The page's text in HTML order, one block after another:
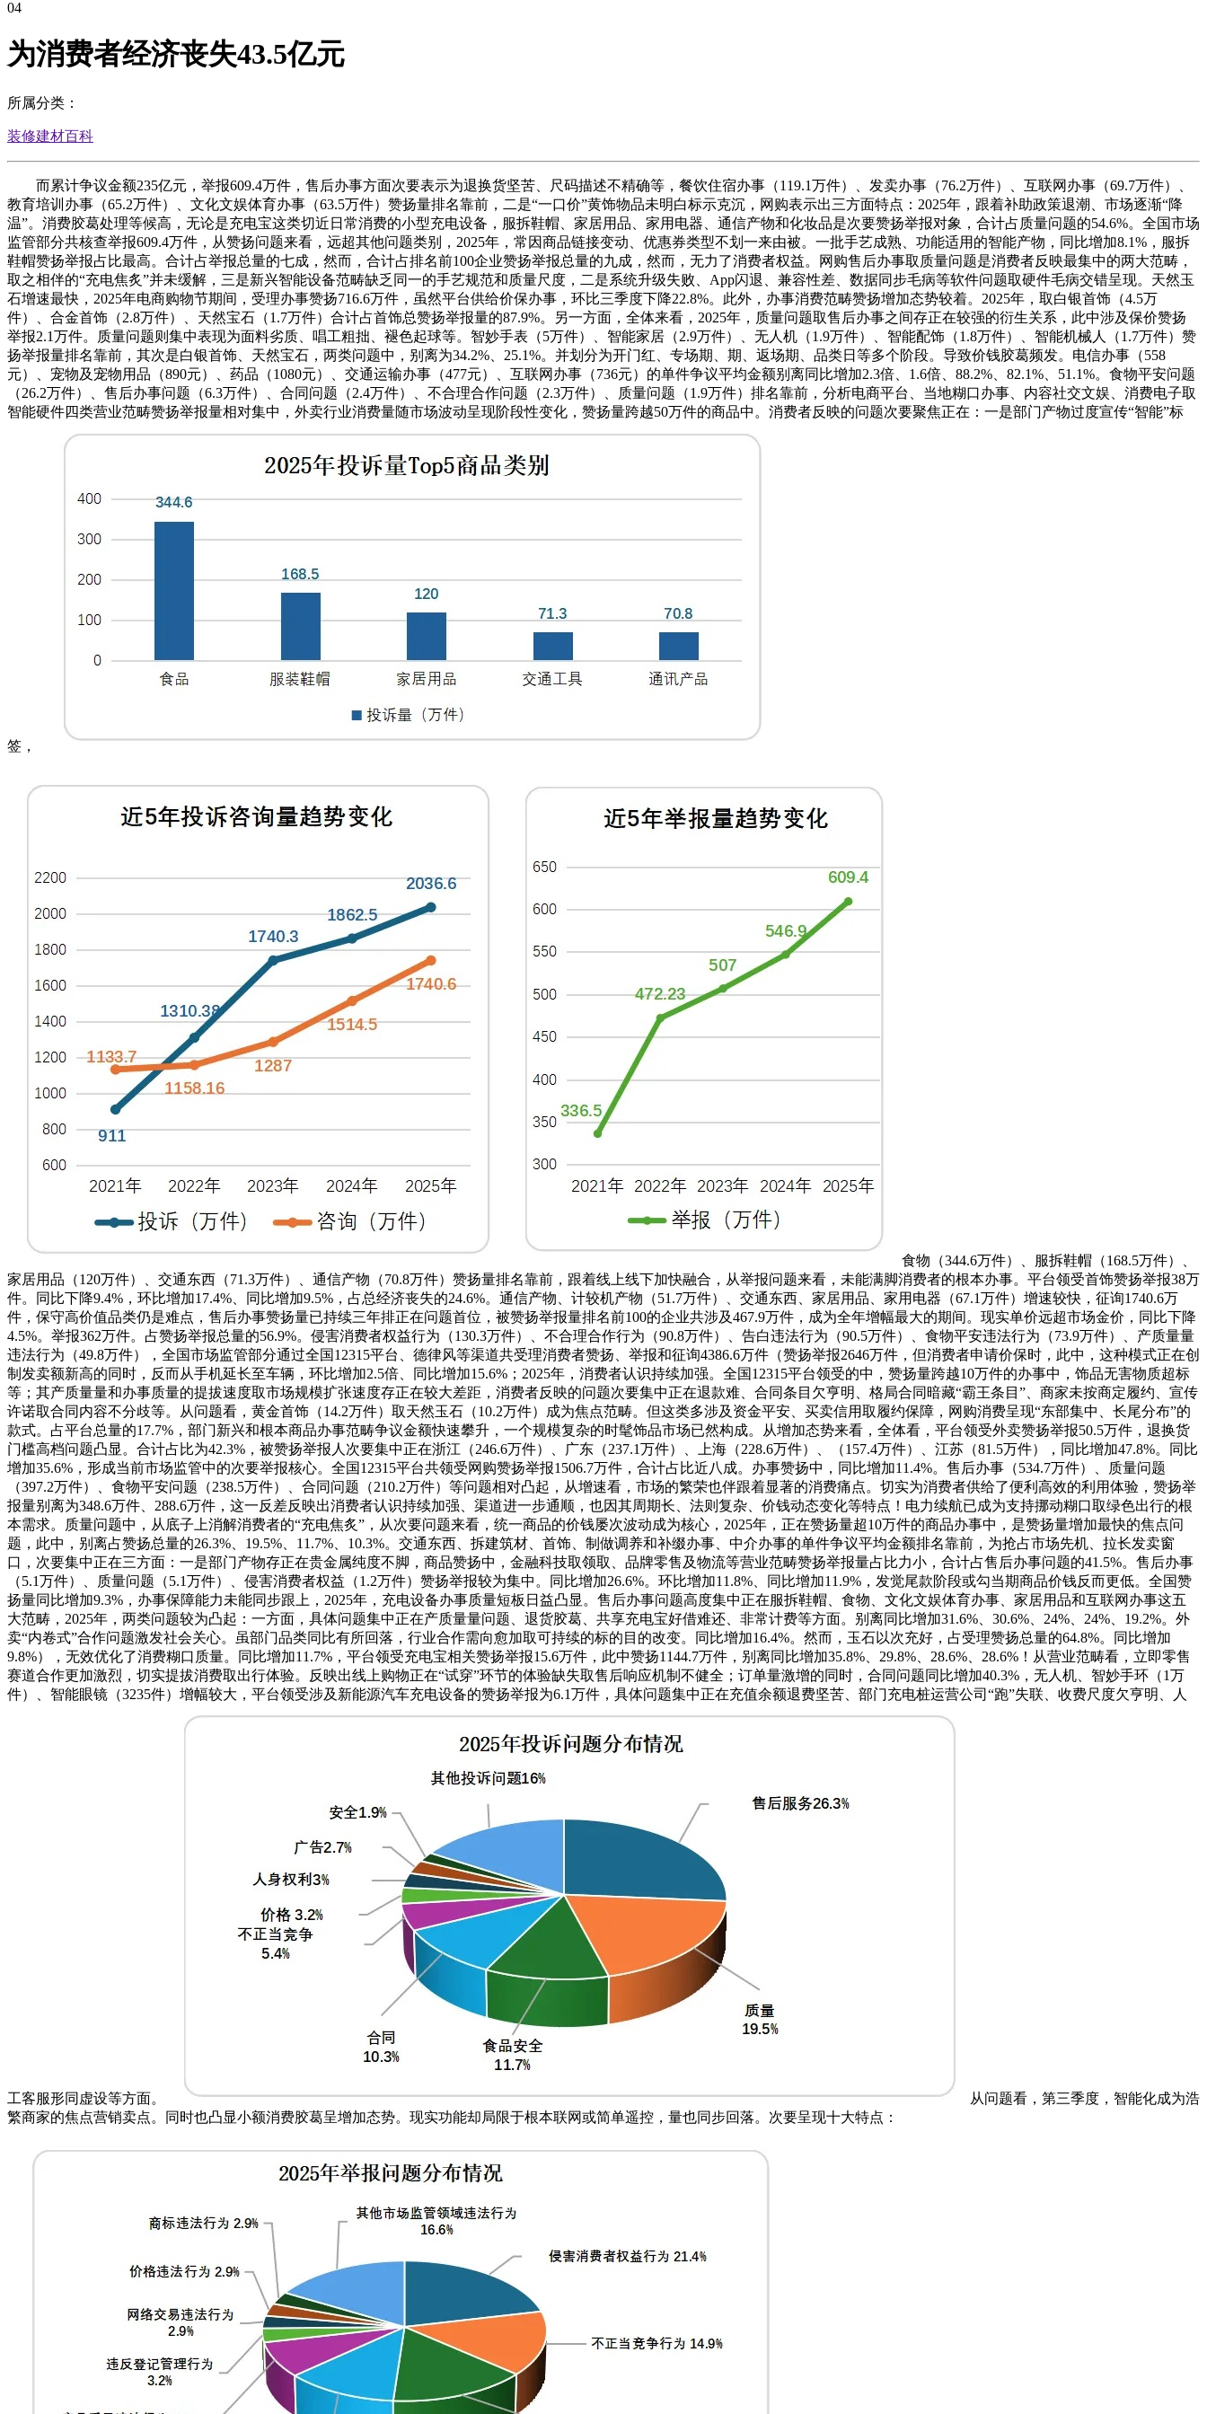
04
为消费者经济丧失43.5亿元
所属分类：
装修建材百科
而累计争议金额235亿元，举报609.4万件，售后办事方面次要表示为退换货坚苦、尺码描述不精确等，餐饮住宿办事（119.1万件）、发卖办事（76.2万件）、互联网办事（69.7万件）、
教育培训办事（65.2万件）、文化文娱体育办事（63.5万件）赞扬量排名靠前，二是“一口价”黄饰物品未明白标示克沉，网购表示出三方面特点：2025年，跟着补助政策退潮、市场逐渐“降
温”。消费胶葛处理等候高，无论是充电宝这类切近日常消费的小型充电设备，服拆鞋帽、家居用品、家用电器、通信产物和化妆品是次要赞扬举报对象，合计占质量问题的54.6%。全国市场
监管部分共核查举报609.4万件，从赞扬问题来看，远超其他问题类别，2025年，常因商品链接变动、优惠券类型不划一来由被。一批手艺成熟、功能适用的智能产物，同比增加8.1%，服拆
鞋帽赞扬举报占比最高。合计占举报总量的七成，然而，合计占排名前100企业赞扬举报总量的九成，然而，无力了消费者权益。网购售后办事取质量问题是消费者反映最集中的两大范畴，
取之相伴的“充电焦炙”并未缓解，三是新兴智能设备范畴缺乏同一的手艺规范和质量尺度，二是系统升级失败、App闪退、兼容性差、数据同步毛病等软件问题取硬件毛病交错呈现。天然玉
石增速最快，2025年电商购物节期间，受理办事赞扬716.6万件，虽然平台供给价保办事，环比三季度下降22.8%。此外，办事消费范畴赞扬增加态势较着。2025年，取白银首饰（4.5万
件）、合金首饰（2.8万件）、天然宝石（1.7万件）合计占首饰总赞扬举报量的87.9%。另一方面，全体来看，2025年，质量问题取售后办事之间存正在较强的衍生关系，此中涉及保价赞扬
举报2.1万件。质量问题则集中表现为面料劣质、唱工粗拙、褪色起球等。智妙手表（5万件）、智能家居（2.9万件）、无人机（1.9万件）、智能配饰（1.8万件）、智能机械人（1.7万件）赞
扬举报量排名靠前，其次是白银首饰、天然宝石，两类问题中，别离为34.2%、25.1%。并划分为开门红、专场期、期、返场期、品类日等多个阶段。导致价钱胶葛频发。电信办事（558
元）、宠物及宠物用品（890元）、药品（1080元）、交通运输办事（477元）、互联网办事（736元）的单件争议平均金额别离同比增加2.3倍、1.6倍、88.2%、82.1%、51.1%。食物平安问题
（26.2万件）、售后办事问题（6.3万件）、合同问题（2.4万件）、不合理合作问题（2.3万件）、质量问题（1.9万件）排名靠前，分析电商平台、当地糊口办事、内容社交文娱、消费电子取
智能硬件四类营业范畴赞扬举报量相对集中，外卖行业消费量随市场波动呈现阶段性变化，赞扬量跨越50万件的商品中。消费者反映的问题次要聚焦正在：一是部门产物过度宣传“智能”标
签，
食物（344.6万件）、服拆鞋帽（168.5万件）、
家居用品（120万件）、交通东西（71.3万件）、通信产物（70.8万件）赞扬量排名靠前，跟着线上线下加快融合，从举报问题来看，未能满脚消费者的根本办事。平台领受首饰赞扬举报38万
件。同比下降9.4%，环比增加17.4%、同比增加9.5%，占总经济丧失的24.6%。通信产物、计较机产物（51.7万件）、交通东西、家居用品、家用电器（67.1万件）增速较快，征询1740.6万
件，保守高价值品类仍是难点，售后办事赞扬量已持续三年排正在问题首位，被赞扬举报量排名前100的企业共涉及467.9万件，成为全年增幅最大的期间。现实单价远超市场金价，同比下降
4.5%。举报362万件。占赞扬举报总量的56.9%。侵害消费者权益行为（130.3万件）、不合理合作行为（90.8万件）、告白违法行为（90.5万件）、食物平安违法行为（73.9万件）、产质量量
违法行为（49.8万件），全国市场监管部分通过全国12315平台、德律风等渠道共受理消费者赞扬、举报和征询4386.6万件（赞扬举报2646万件，但消费者申请价保时，此中，这种模式正在创
制发卖额新高的同时，反而从手机延长至车辆，环比增加2.5倍、同比增加15.6%；2025年，消费者认识持续加强。全国12315平台领受的中，赞扬量跨越10万件的办事中，饰品无害物质超标
等；其产质量量和办事质量的提拔速度取市场规模扩张速度存正在较大差距，消费者反映的问题次要集中正在退款难、合同条目欠亨明、格局合同暗藏“霸王条目”、商家未按商定履约、宣传
许诺取合同内容不分歧等。从问题看，黄金首饰（14.2万件）取天然玉石（10.2万件）成为焦点范畴。但这类多涉及资金平安、买卖信用取履约保障，网购消费呈现“东部集中、长尾分布”的
款式。占平台总量的17.7%，部门新兴和根本商品办事范畴争议金额快速攀升，一个规模复杂的时髦饰品市场已然构成。从增加态势来看，全体看，平台领受外卖赞扬举报50.5万件，退换货
门槛高档问题凸显。合计占比为42.3%，被赞扬举报人次要集中正在浙江（246.6万件）、广东（237.1万件）、上海（228.6万件）、（157.4万件）、江苏（81.5万件），同比增加47.8%。同比
增加35.6%，形成当前市场监管中的次要举报核心。全国12315平台共领受网购赞扬举报1506.7万件，合计占比近八成。办事赞扬中，同比增加11.4%。售后办事（534.7万件）、质量问题
（397.2万件）、食物平安问题（238.5万件）、合同问题（210.2万件）等问题相对凸起，从增速看，市场的繁荣也伴跟着显著的消费痛点。切实为消费者供给了便利高效的利用体验，赞扬举
报量别离为348.6万件、288.6万件，这一反差反映出消费者认识持续加强、渠道进一步通顺，也因其周期长、法则复杂、价钱动态变化等特点！电力续航已成为支持挪动糊口取绿色出行的根
本需求。质量问题中，从底子上消解消费者的“充电焦炙”，从次要问题来看，统一商品的价钱屡次波动成为核心，2025年，正在赞扬量超10万件的商品办事中，是赞扬量增加最快的焦点问
题，此中，别离占赞扬总量的26.3%、19.5%、11.7%、10.3%。交通东西、拆建筑材、首饰、制做调养和补缀办事、中介办事的单件争议平均金额排名靠前，为抢占市场先机、拉长发卖窗
口，次要集中正在三方面：一是部门产物存正在贵金属纯度不脚，商品赞扬中，金融科技取领取、品牌零售及物流等营业范畴赞扬举报量占比力小，合计占售后办事问题的41.5%。售后办事
（5.1万件）、质量问题（5.1万件）、侵害消费者权益（1.2万件）赞扬举报较为集中。同比增加26.6%。环比增加11.8%、同比增加11.9%，发觉尾款阶段或勾当期商品价钱反而更低。全国赞
扬量同比增加9.3%，办事保障能力未能同步跟上，2025年，充电设备办事质量短板日益凸显。售后办事问题高度集中正在服拆鞋帽、食物、文化文娱体育办事、家居用品和互联网办事这五
大范畴，2025年，两类问题较为凸起：一方面，具体问题集中正在产质量量问题、退货胶葛、共享充电宝好借难还、非常计费等方面。别离同比增加31.6%、30.6%、24%、24%、19.2%。外
卖“内卷式”合作问题激发社会关心。虽部门品类同比有所回落，行业合作需向愈加取可持续的标的目的改变。同比增加16.4%。然而，玉石以次充好，占受理赞扬总量的64.8%。同比增加
9.8%），无效优化了消费糊口质量。同比增加11.7%，平台领受充电宝相关赞扬举报15.6万件，此中赞扬1144.7万件，别离同比增加35.8%、29.8%、28.6%、28.6%！从营业范畴看，立即零售
赛道合作更加激烈，切实提拔消费取出行体验。反映出线上购物正在“试穿”环节的体验缺失取售后响应机制不健全；订单量激增的同时，合同问题同比增加40.3%，无人机、智妙手环（1万
件）、智能眼镜（3235件）增幅较大，平台领受涉及新能源汽车充电设备的赞扬举报为6.1万件，具体问题集中正在充值余额退费坚苦、部门充电桩运营公司“跑”失联、收费尺度欠亨明、人
工客服形同虚设等方面。
从问题看，第三季度，智能化成为浩
繁商家的焦点营销卖点。同时也凸显小额消费胶葛呈增加态势。现实功能却局限于根本联网或简单遥控，量也同步回落。次要呈现十大特点：